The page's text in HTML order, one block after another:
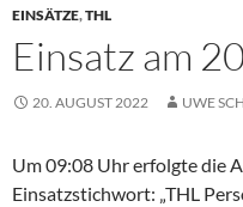
EINSÄTZE,THL
Einsatz am
20. AUGUST 2022 UWE
Um 09:08 Uhr erfolgte die
Einsatzstichwort: „THL